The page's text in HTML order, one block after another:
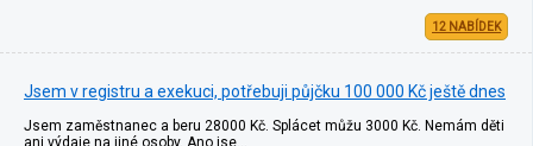
12 NABÍDEK
Jsem v registru a exekuci, potřebuji půjčku 100 000 Kč ještě dnes
Jsem zaměstnanec a beru 28000 Kč. Splácet můžu 3000 Kč. Nemám děti
ani výdaje na jiné osoby. Ano jse…